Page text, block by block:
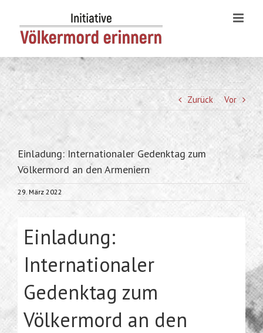
content
Zurück Vor
Einladung: Internationaler Gedenktag zum
Völkermord an den Armeniern
29. März 2022
Einladung:
Internationaler
Gedenktag zum
Völkermord an den